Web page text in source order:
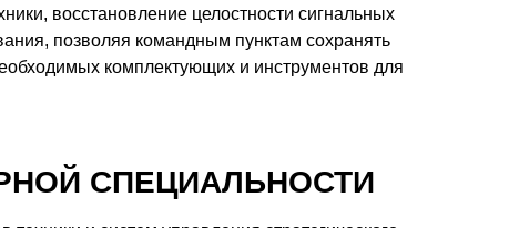
восстановление целостности сигнальных
позволяя командным пунктам сохранять
комплектующих и инструментов для
СПЕЦИАЛЬНОСТИ